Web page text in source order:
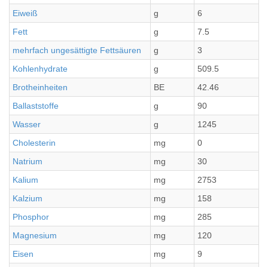
Eiweiß
g 6
Fett
g 7.5
mehrfach ungesättigte Fettsäuren
g 3
Kohlenhydrate
g 509.5
Brotheinheiten
BE 42.46
Ballaststoffe
g 90
Wasser
g 1245
Cholesterin
mg 0
Natrium
mg 30
Kalium
mg 2753
Kalzium
mg 158
Phosphor
mg 285
Magnesium
mg 120
Eisen
mg 9